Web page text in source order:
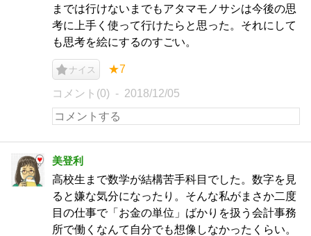
までは行けないまでもアタマモノサシは今後の思
考に上手く使って行けたらと思った。それにして
も思考を絵にするのすごい。
ナイス ★7
コメント(0) 2018/12/05
美登利
高校生まで数学が結構苦手科目でした。数字を見
ると嫌な気分になったり。そんな私がまさか二度
目の仕事で「お金の単位」ばかりを扱う会計事務
所で働くなんて自分でも想像しなかったくらい。